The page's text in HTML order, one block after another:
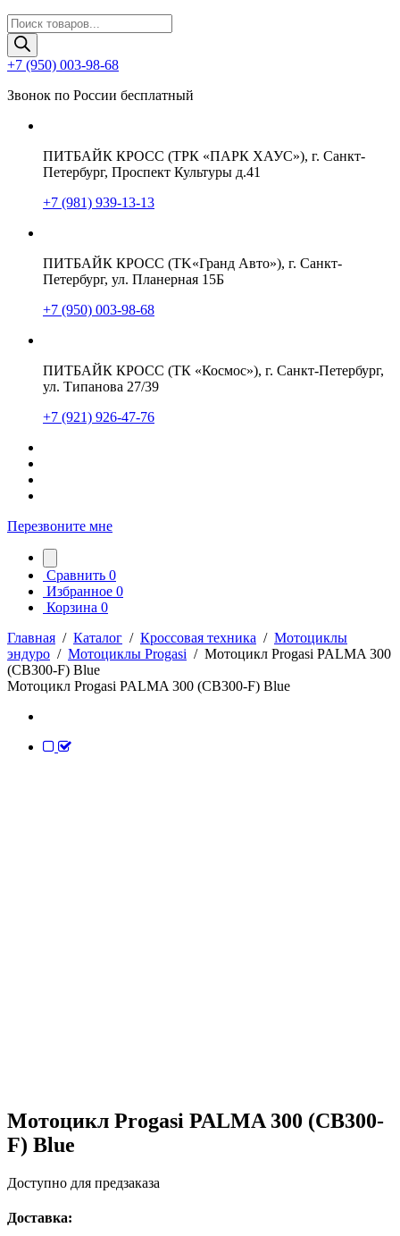
Поиск
товаров
+7 (950) 003-98-68
Звонок по России бесплатный
ПИТБАЙК КРОСС (ТРК «ПАРК ХАУС»), г. Санкт-
Петербург, Проспект Культуры д.41
+7 (981) 939-13-13
ПИТБАЙК КРОСС (TK«Гранд Авто»), г. Санкт-
Петербург, ул. Планерная 15Б
+7 (950) 003-98-68
ПИТБАЙК КРОСС (ТК «Космос»), г. Санкт-Петербург,
ул. Типанова 27/39
+7 (921) 926-47-76
Перезвоните мне
Сравнить 0
Избранное 0
Корзина 0
Главная / Каталог / Кроссовая техника / Мотоциклы
эндуро / Мотоциклы Progasi / Мотоцикл Progasi PALMA 300
(CB300-F) Blue
Мотоцикл Progasi PALMA 300 (CB300-F) Blue
Мотоцикл Progasi PALMA 300 (CB300-
F) Blue
Доступно для предзаказа
Доставка: